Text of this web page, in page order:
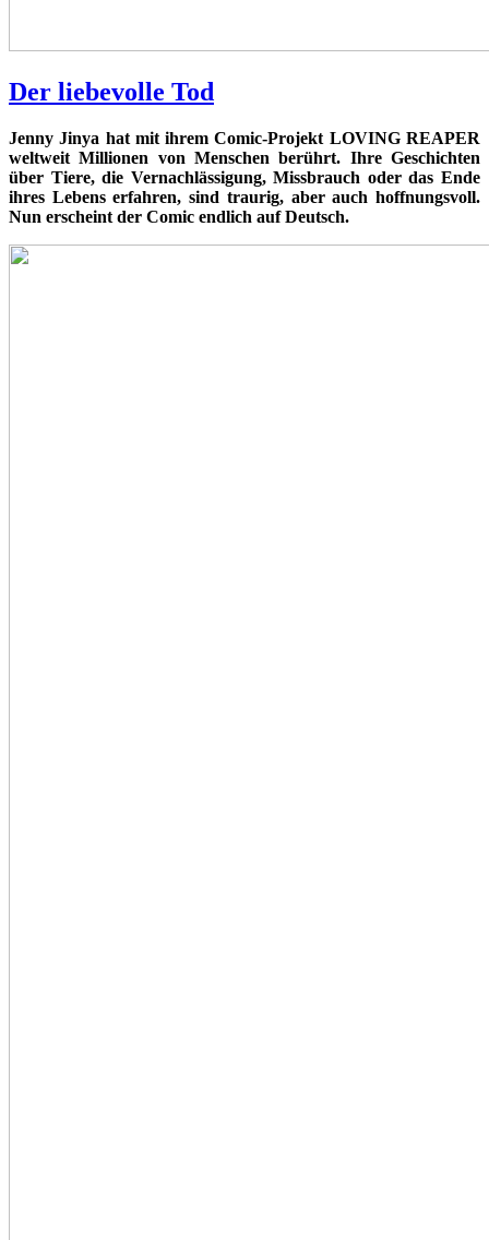
Der liebevolle Tod
Jenny Jinya hat mit ihrem Comic-Projekt LOVING REAPER
weltweit Millionen von Menschen berührt. Ihre Geschichten
über Tiere, die Vernachlässigung, Missbrauch oder das Ende
ihres Lebens erfahren, sind traurig, aber auch hoffnungsvoll.
Nun erscheint der Comic endlich auf Deutsch.